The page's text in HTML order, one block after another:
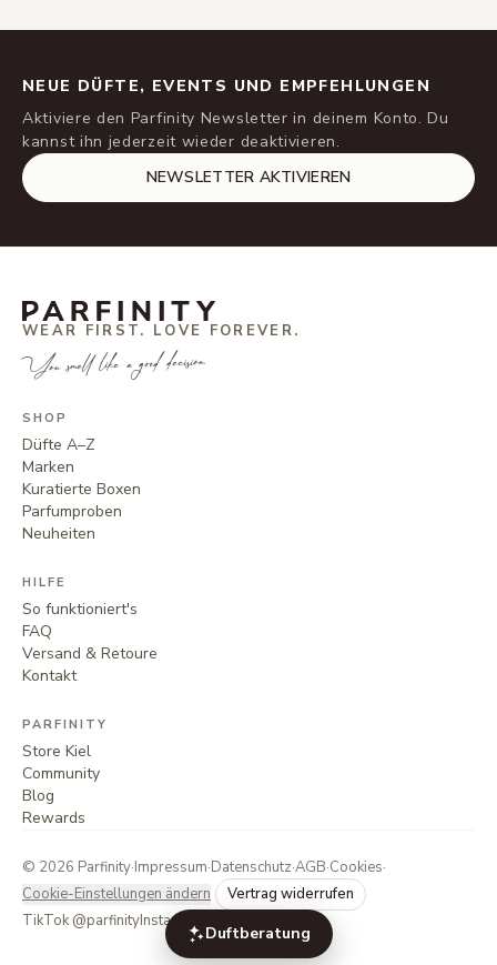
Duftberatung
NEUE DÜFTE, EVENTS UND EMPFEHLUNGEN
Aktiviere den Parfinity Newsletter in deinem Konto. Du
kannst ihn jederzeit wieder deaktivieren.
NEWSLETTER AKTIVIEREN
WEAR FIRST. LOVE FOREVER.
You smell like a good decision.
SHOP
Düfte A–Z
Marken
Kuratierte Boxen
Parfumproben
Neuheiten
HILFE
So funktioniert's
FAQ
Versand & Retoure
Kontakt
PARFINITY
Store Kiel
Community
Blog
Rewards
© 2026 Parfinity·Impressum·Datenschutz·AGB·Cookies·
Cookie-Einstellungen ändern
Vertrag widerrufen
TikTok @parfinityInstagram @parfinity.de